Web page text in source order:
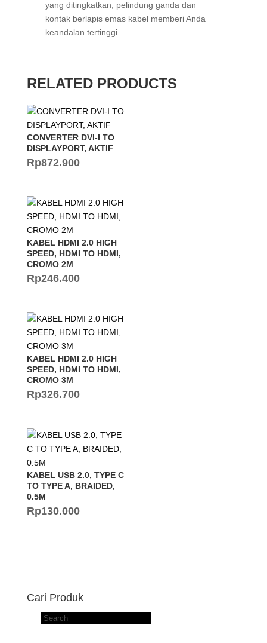
yang ditingkatkan, pelindung ganda dan
kontak berlapis emas kabel memberi Anda
keandalan tertinggi.
RELATED PRODUCTS
CONVERTER DVI-I TO
DISPLAYPORT, AKTIF
Rp872.900
KABEL HDMI 2.0 HIGH
SPEED, HDMI TO HDMI,
CROMO 2M
Rp246.400
KABEL HDMI 2.0 HIGH
SPEED, HDMI TO HDMI,
CROMO 3M
Rp326.700
KABEL USB 2.0, TYPE C
TO TYPE A, BRAIDED,
0.5M
Rp130.000
Cari Produk
Products